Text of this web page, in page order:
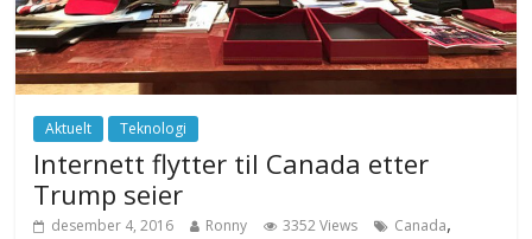
Aktuelt Teknologi
Internett flytter til Canada etter
Trump seier
desember 4, 2016 Ronny 3352 Views Canada,